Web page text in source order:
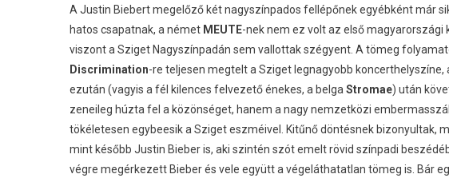
A Justin Biebert megelőző két nagyszínpados fellépőnek egyébként már
hatos csapatnak, a német MEUTE-nek nem ez volt az első
viszont a Sziget Nagyszínpadán sem vallottak szégyent. A tömeg
Discrimination-re teljesen megtelt a Sziget legnagyobb
ezután (vagyis a fél kilences felvezető énekes, a belga Stromae) után
zeneileg húzta fel a közönséget, hanem a nagy nemzetközi
tökéletesen egybeesik a Sziget eszméivel. Kitűnő döntésnek bizonyultak,
mint később Justin Bieber is, aki szintén szót emelt rövid színpadi
végre megérkezett Bieber és vele együtt a végeláthatatlan tömeg is. Bár